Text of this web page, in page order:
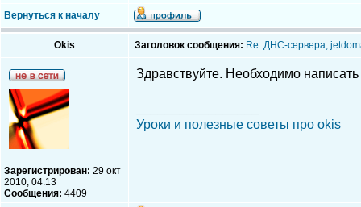
Вернуться к началу
Okis Заголовок сообщения: Re: ДНС-сервера,
Зарегистрирован: 29 окт
2010, 04:13
Сообщения: 4409
Здравствуйте. Необходимо
Уроки и полезные советы про okis